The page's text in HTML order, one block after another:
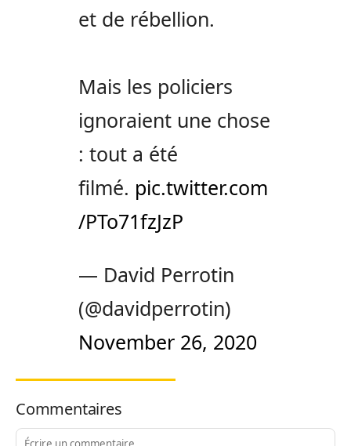
et de rébellion.
Mais les policiers
ignoraient une chose
: tout a été
filmé. pic.twitter.com
/PTo71fzJzP
— David Perrotin
(@davidperrotin)
November 26, 2020
Commentaires